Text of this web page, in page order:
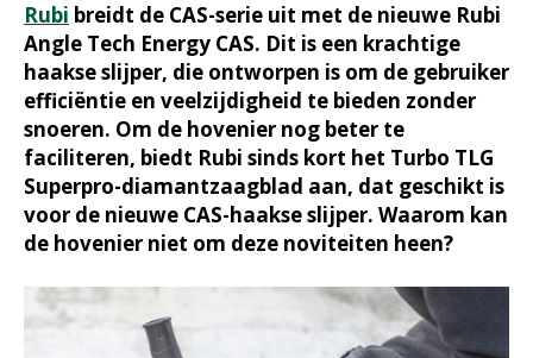
Rubi breidt de CAS-serie uit met de nieuwe Rubi
Angle Tech Energy CAS. Dit is een krachtige
haakse slijper, die ontworpen is om de gebruiker
efficiëntie en veelzijdigheid te bieden zonder
snoeren. Om de hovenier nog beter te
faciliteren, biedt Rubi sinds kort het Turbo TLG
Superpro-diamantzaagblad aan, dat geschikt is
voor de nieuwe CAS-haakse slijper. Waarom kan
de hovenier niet om deze noviteiten heen?